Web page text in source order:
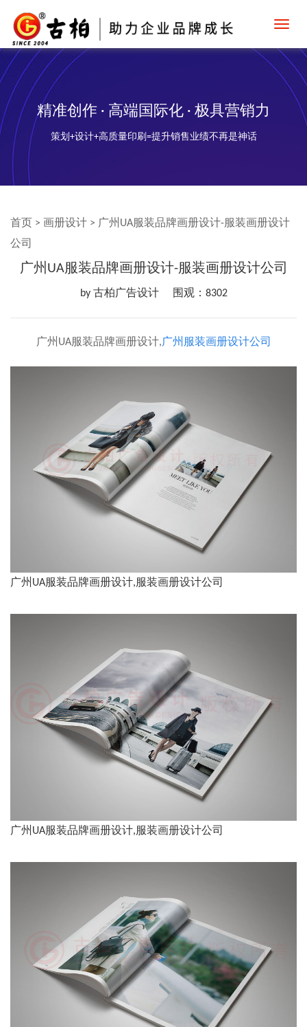
精准创作 · 高端国际化 · 极具营销力
策划+设计+高质量印刷=提升销售业绩不再是神话
首页 > 画册设计 > 广州UA服装品牌画册设计-服装画册设计
公司
广州UA服装品牌画册设计-服装画册设计公司
by 古柏广告设计 围观：8302
广州UA服装品牌画册设计,广州服装画册设计公司
广州UA服装品牌画册设计,服装画册设计公司
广州UA服装品牌画册设计,服装画册设计公司